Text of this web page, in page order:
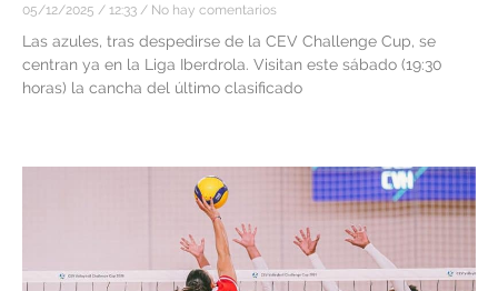
05/12/2025 12:33 No hay comentarios
Las azules, tras despedirse de la CEV Challenge Cup, se
centran ya en la Liga Iberdrola. Visitan este sábado (19:30
horas) la cancha del último clasificado